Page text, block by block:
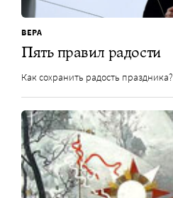
ВЕРА
Пять правил радости
Как сохранить радость праздника?